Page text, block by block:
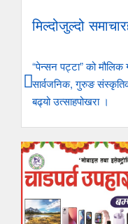
मिल्दोजुल्दो
“पेन्सन पट्टा” को मौलिक
सार्वजनिक, गुरुङ
बढ्यो उत्साहपोखरा ।